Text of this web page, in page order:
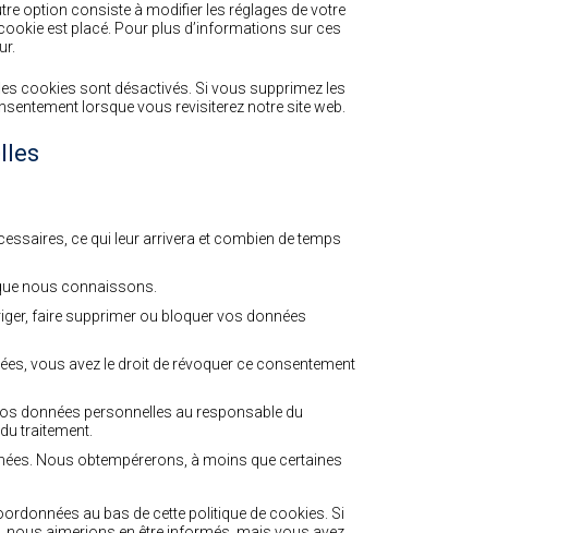
option consiste à modifier les réglages de votre
est placé. Pour plus d’informations sur ces
cookies sont désactivés. Si vous supprimez les
lorsque vous revisiterez notre site web.
ce qui leur arrivera et combien de temps
nous connaissons.
faire supprimer ou bloquer vos données
vous avez le droit de révoquer ce consentement
données personnelles au responsable du
traitement.
Nous obtempérerons, à moins que certaines
au bas de cette politique de cookies. Si